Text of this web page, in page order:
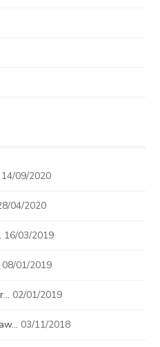
14/09/2020
04/2020
16/03/2019
08/01/2019
02/01/2019
03/11/2018